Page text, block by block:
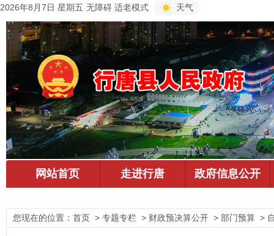
2026年8月7日 星期五 无障碍 适老模式 天气
您现在的位置： 首页 > 专题专栏 > 财政预决算公开 > 部门预算 >